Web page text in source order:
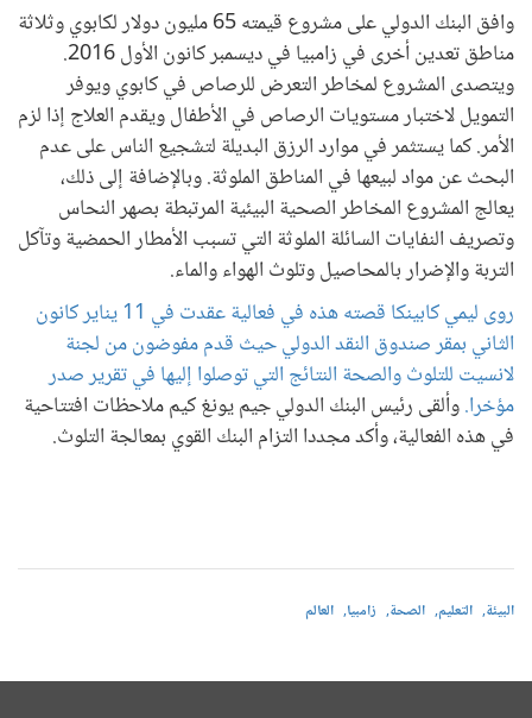
وافق البنك الدولي على مشروع قيمته 65 مليون دولار لكابوي وثلاثة
مناطق تعدين أخرى في زامبيا في ديسمبر كانون الأول 2016.
ويتصدى المشروع لمخاطر التعرض للرصاص في كابوي ويوفر
التمويل لاختبار مستويات الرصاص في الأطفال ويقدم العلاج إذا لزم
الأمر. كما يستثمر في موارد الرزق البديلة لتشجيع الناس على عدم
البحث عن مواد لبيعها في المناطق الملوثة. وبالإضافة إلى ذلك،
يعالج المشروع المخاطر الصحية البيئية المرتبطة بصهر النحاس
وتصريف النفايات السائلة الملوثة التي تسبب الأمطار الحمضية وتآكل
التربة والإضرار بالمحاصيل وتلوث الهواء والماء.
روى ليمي كابينكا قصته هذه في فعالية عقدت في 11 يناير كانون
الثاني بمقر صندوق النقد الدولي حيث قدم مفوضون من لجنة
لانسيت للتلوث والصحة النتائج التي توصلوا إليها في تقرير صدر
مؤخرا.وألقى رئيس البنك الدولي جيم يونغ كيم ملاحظات افتتاحية
في هذه الفعالية، وأكد مجددا التزام البنك القوي بمعالجة التلوث.
البيئة التعليم الصحة زامبيا العالم